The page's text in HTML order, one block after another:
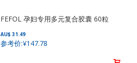
FEFOL 孕妇专用多元复合胶囊 60粒
AU$ 31.49
参考价:¥147.78